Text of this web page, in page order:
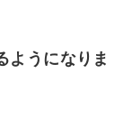
ようになりま